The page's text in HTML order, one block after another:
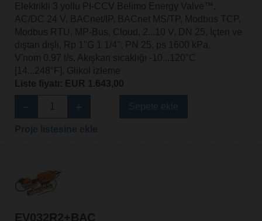
Elektrikli 3 yollu PI-CCV Belimo Energy Valve™,
AC/DC 24 V, BACnet/IP, BACnet MS/TP, Modbus TCP,
Modbus RTU, MP-Bus, Cloud, 2...10 V, DN 25, İçten ve
dıştan dişli, Rp 1"G 1 1/4", PN 25, ps 1600 kPa,
V'nom 0.97 l/s, Akışkan sıcaklığı -10...120°C
[14...248°F], Glikol izleme
Liste fiyatı: EUR 1.643,00
EV032R2+BAC